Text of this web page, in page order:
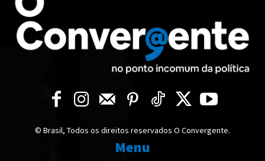
© Brasil, Todos os direitos reservados O Convergente.
Menu